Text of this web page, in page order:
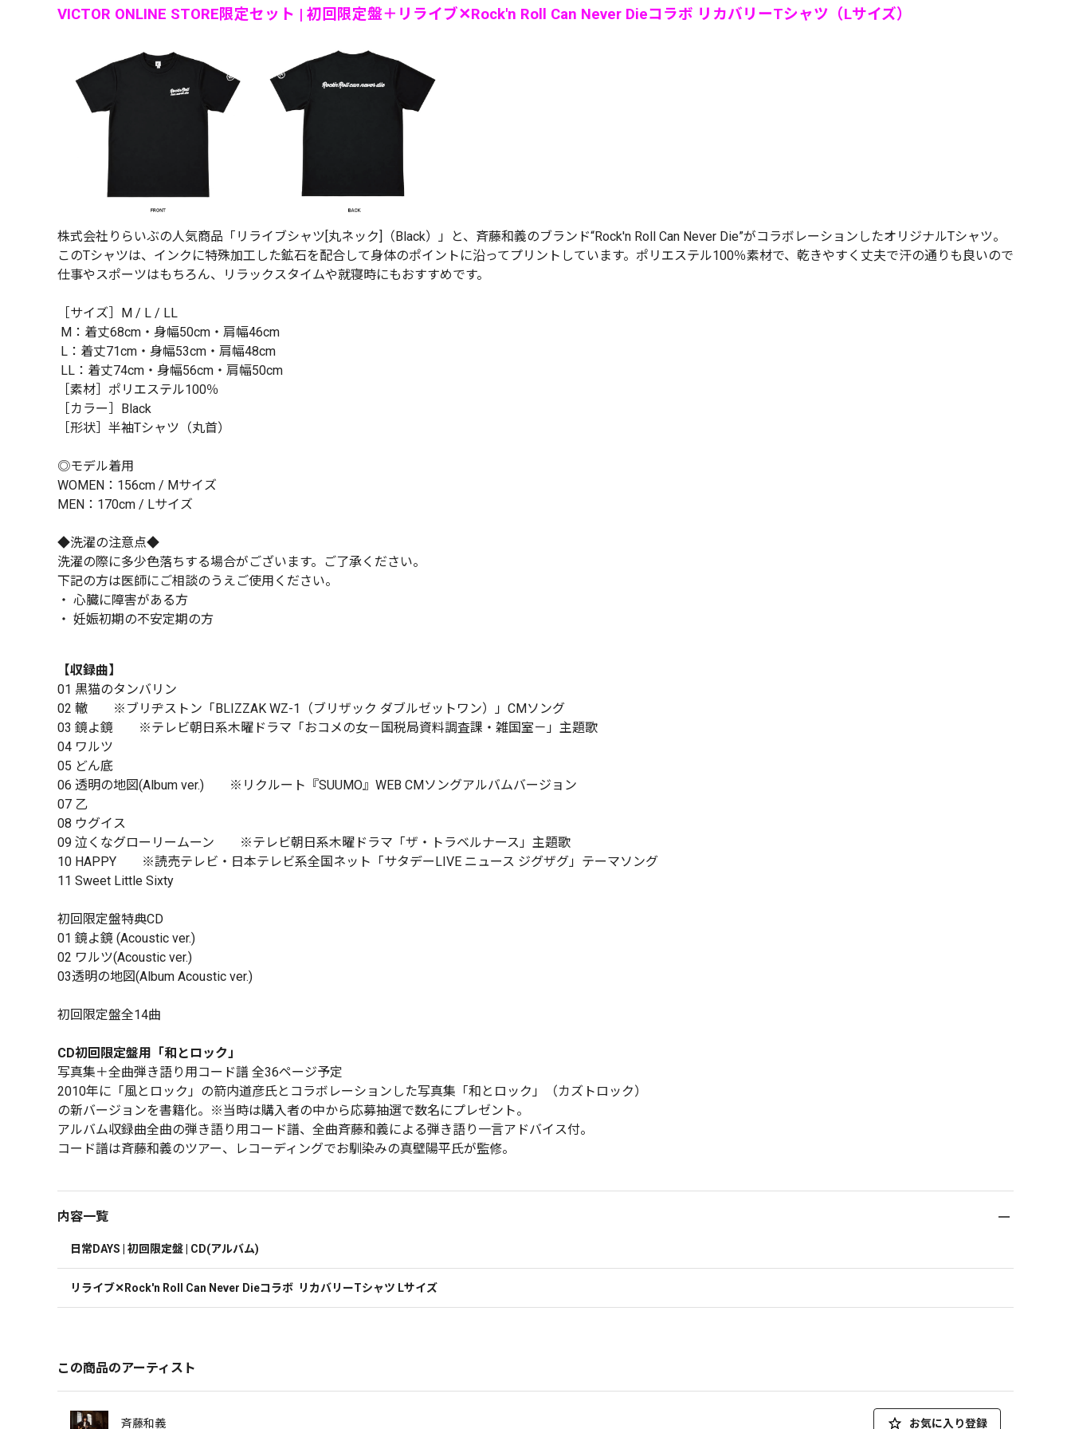
VICTOR ONLINE STORE限定セット | 初回限定盤＋リライブ✕Rock'n Roll Can Never Dieコラボ リカバリーTシャツ（Lサイズ）
株式会社りらいぶの人気商品「リライブシャツ[丸ネック]（Black）」と、斉藤和義のブランド“Rock'n Roll Can Never Die”がコラボレーションしたオリジナルTシャツ。
このTシャツは、インクに特殊加工した鉱石を配合して身体のポイントに沿ってプリントしています。ポリエステル100％素材で、乾きやすく丈夫で汗の通りも良いので
仕事やスポーツはもちろん、リラックスタイムや就寝時にもおすすめです。
［サイズ］M / L / LL
M：着丈68cm・身幅50cm・肩幅46cm
L：着丈71cm・身幅53cm・肩幅48cm
LL：着丈74cm・身幅56cm・肩幅50cm
［素材］ポリエステル100％
［カラー］Black
［形状］半袖Tシャツ（丸首）
◎モデル着用
WOMEN：156cm / Mサイズ
MEN：170cm / Lサイズ
◆洗濯の注意点◆
洗濯の際に多少色落ちする場合がございます。ご了承ください。
下記の方は医師にご相談のうえご使用ください。
・ 心臓に障害がある方
・ 妊娠初期の不安定期の方
【収録曲】
01 黒猫のタンバリン
02 轍 ※ブリヂストン「BLIZZAK WZ-1（ブリザック ダブルゼットワン）」CMソング
03 鏡よ鏡 ※テレビ朝日系木曜ドラマ「おコメの女－国税局資料調査課・雑国室－」主題歌
04 ワルツ
05 どん底
06 透明の地図(Album ver.) ※リクルート『SUUMO』WEB CMソングアルバムバージョン
07 乙
08 ウグイス
09 泣くなグローリームーン ※テレビ朝日系木曜ドラマ「ザ・トラベルナース」主題歌
10 HAPPY ※読売テレビ・日本テレビ系全国ネット「サタデーLIVE ニュース ジグザグ」テーマソング
11 Sweet Little Sixty
初回限定盤特典CD
01 鏡よ鏡 (Acoustic ver.)
02 ワルツ(Acoustic ver.)
03透明の地図(Album Acoustic ver.)
初回限定盤全14曲
CD初回限定盤用「和とロック」
写真集＋全曲弾き語り用コード譜 全36ページ予定
2010年に「風とロック」の箭内道彦氏とコラボレーションした写真集「和とロック」（カズトロック）
の新バージョンを書籍化。※当時は購入者の中から応募抽選で数名にプレゼント。
アルバム収録曲全曲の弾き語り用コード譜、全曲斉藤和義による弾き語り一言アドバイス付。
コード譜は斉藤和義のツアー、レコーディングでお馴染みの真壁陽平氏が監修。
内容一覧
日常DAYS | 初回限定盤 | CD(アルバム)
リライブ✕Rock'n Roll Can Never Dieコラボ  リカバリーTシャツ Lサイズ
この商品のアーティスト
斉藤和義 お気に入り登録